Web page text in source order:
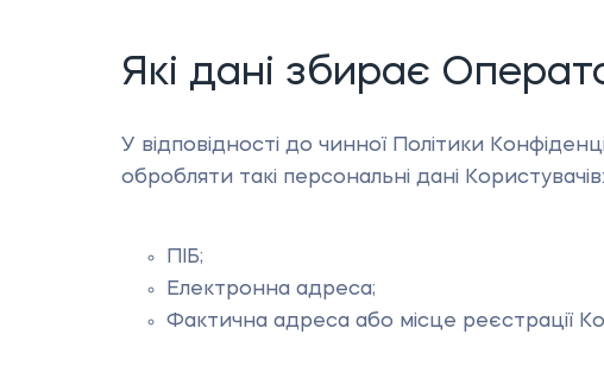
Які дані збирає
У відповідності до чинної Політики
обробляти такі персональні дані Користувачів:
ПІБ;
Електронна адреса;
Фактична адреса або місце реєстрації